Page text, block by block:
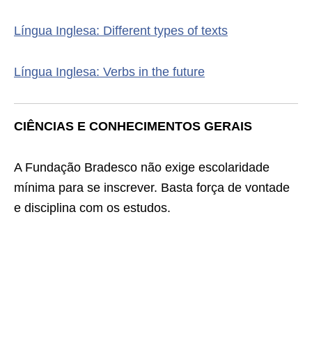
Língua Inglesa: Different types of texts
Língua Inglesa: Verbs in the future
CIÊNCIAS E CONHECIMENTOS GERAIS
A Fundação Bradesco não exige escolaridade
mínima para se inscrever. Basta força de vontade
e disciplina com os estudos.